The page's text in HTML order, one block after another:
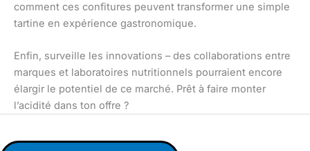
comment ces confitures peuvent transformer une simple
tartine en expérience gastronomique.
Enfin, surveille les innovations – des collaborations entre
marques et laboratoires nutritionnels pourraient encore
élargir le potentiel de ce marché. Prêt à faire monter
l’acidité dans ton offre ?